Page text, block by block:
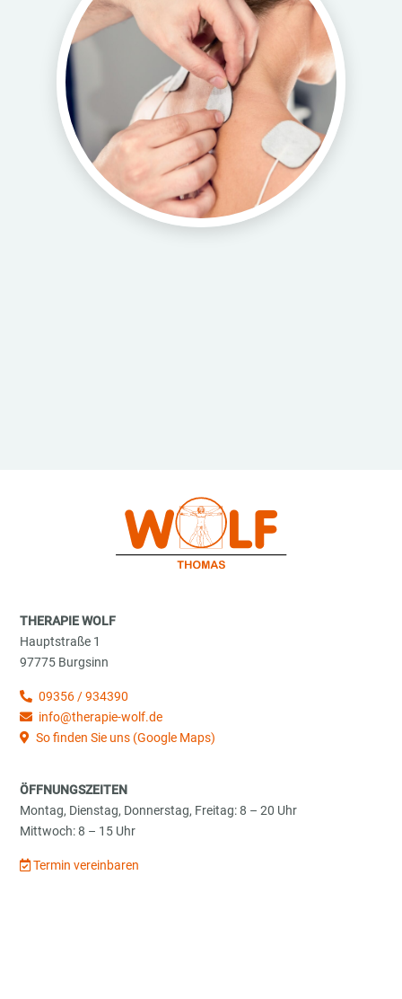
THERAPIE WOLF
Hauptstraße 1
97775 Burgsinn
09356 / 934390
info@therapie-wolf.de
So finden Sie uns (Google Maps)
ÖFFNUNGSZEITEN
Montag, Dienstag, Donnerstag, Freitag: 8 – 20 Uhr
Mittwoch: 8 – 15 Uhr
Termin vereinbaren